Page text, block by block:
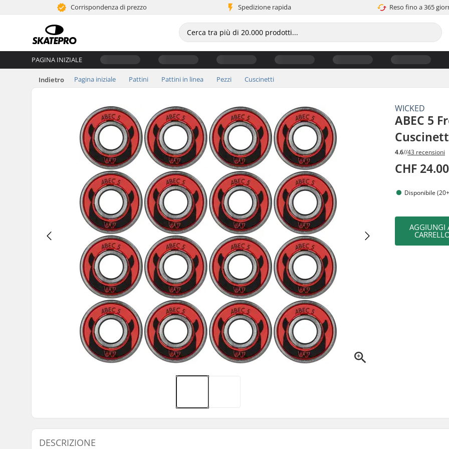
Corrispondenza di prezzo Spedizione rapida Reso fino a 365
PAGINA INIZIALE
Indietro Pagina iniziale Pattini Pattini in linea Pezzi Cuscinetti
WICKED
ABEC 5
4.6//43 recensioni
CHF 24.00
Disponibile
AGGIUNGI
DESCRIZIONE